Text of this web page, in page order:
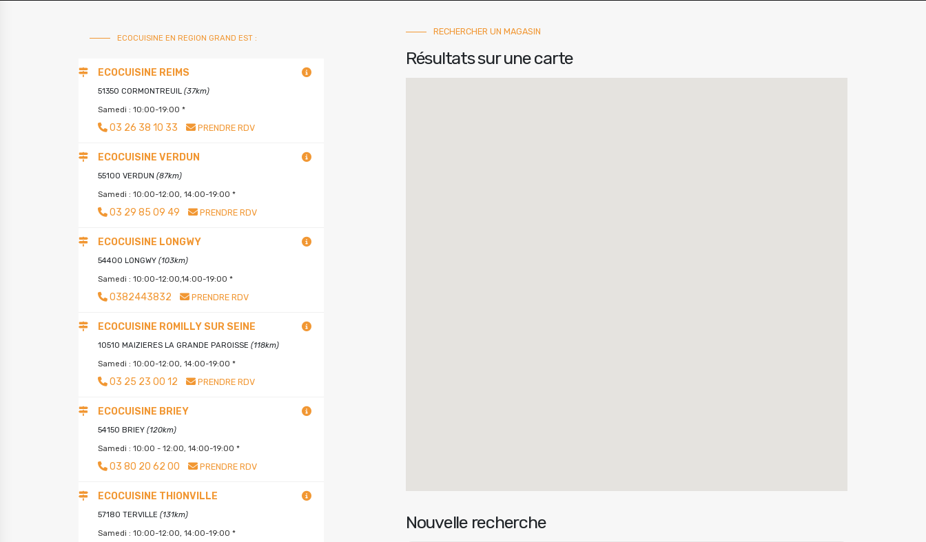
ECOCUISINE EN REGION GRAND EST :
ECOCUISINE REIMS
51350 CORMONTREUIL (37km)
Samedi : 10:00-19:00 *
03 26 38 10 33 PRENDRE RDV
ECOCUISINE VERDUN
55100 VERDUN (87km)
Samedi : 10:00-12:00, 14:00-19:00 *
03 29 85 09 49 PRENDRE RDV
ECOCUISINE LONGWY
54400 LONGWY (103km)
Samedi : 10:00-12:00,14:00-19:00 *
0382443832 PRENDRE RDV
ECOCUISINE ROMILLY SUR SEINE
10510 MAIZIERES LA GRANDE PAROISSE (118km)
Samedi : 10:00-12:00, 14:00-19:00 *
03 25 23 00 12 PRENDRE RDV
ECOCUISINE BRIEY
54150 BRIEY (120km)
Samedi : 10:00 - 12:00, 14:00-19:00 *
03 80 20 62 00 PRENDRE RDV
ECOCUISINE THIONVILLE
57180 TERVILLE (131km)
Samedi : 10:00-12:00, 14:00-19:00 *
RECHERCHER UN MAGASIN
Résultats sur une carte
Nouvelle recherche